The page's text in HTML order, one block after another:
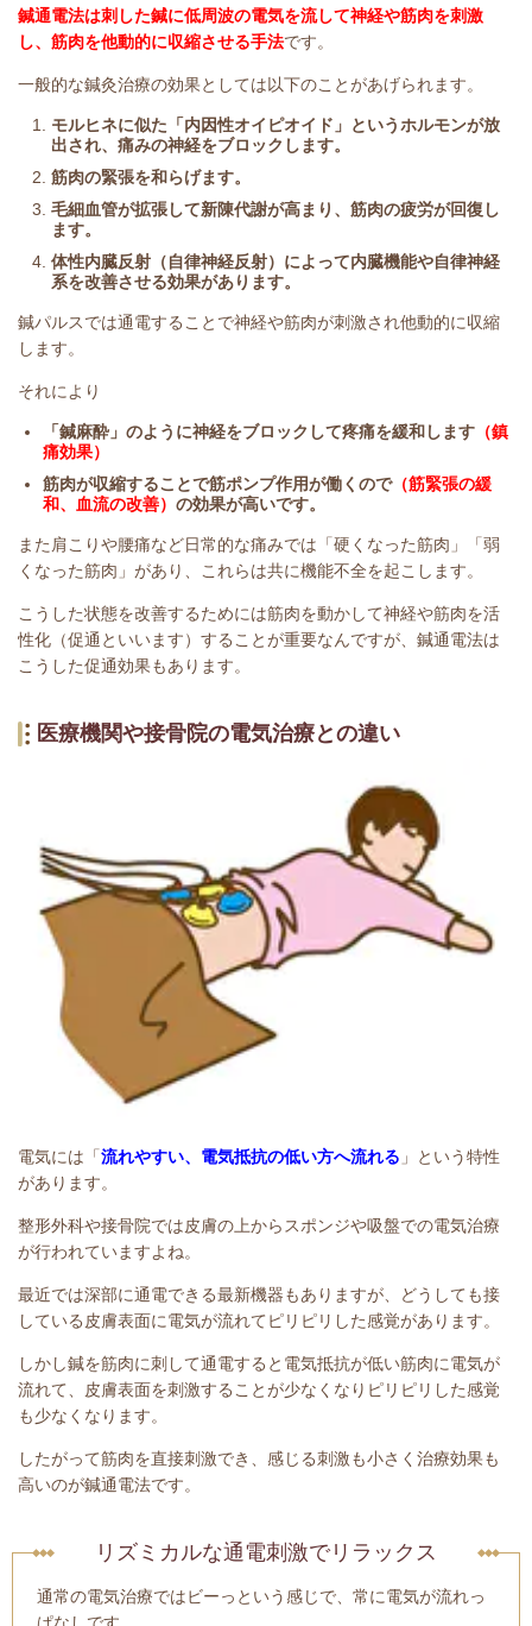
鍼通電法は刺した鍼に低周波の電気を流して神経や筋肉を刺激
し、筋肉を他動的に収縮させる手法です。
一般的な鍼灸治療の効果としては以下のことがあげられます。
モルヒネに似た「内因性オイピオイド」というホルモンが放
出され、痛みの神経をブロックします。
筋肉の緊張を和らげます。
毛細血管が拡張して新陳代謝が高まり、筋肉の疲労が回復し
ます。
体性内臓反射（自律神経反射）によって内臓機能や自律神経
系を改善させる効果があります。
​鍼パルスでは通電することで神経や筋肉が刺激され他動的に収縮
します。
​それにより
「鍼麻酔」のように神経をブロックして疼痛を緩和します （鎮
痛効果）
筋肉が収縮することで筋ポンプ作用が働くので（筋緊張の緩
和、血流の改善） の効果が高いです。
また肩こりや腰痛など日常的な痛みでは「硬くなった筋肉」「弱
くなった筋肉」があり、これらは共に機能不全を起こします。
こうした状態を改善するためには筋肉を動かして神経や筋肉を活
性化（促通といいます）することが重要なんですが、鍼通電法は
こうした促通効果もあります。
医療機関や接骨院の電気治療との違い
電気には「流れやすい、電気抵抗の低い方へ流れる 」という特性
があります。
整形外科や接骨院では皮膚の上からスポンジや吸盤での電気治療
が行われていますよね。
最近では深部に通電できる最新機器もありますが、どうしても接
している皮膚表面に電気が流れてピリピリした感覚があります。
しかし鍼を筋肉に刺して通電すると電気抵抗が低い筋肉に電気が
流れて、皮膚表面を刺激することが少なくなりピリピリした感覚
も少なくなります。
したがって筋肉を直接刺激でき、感じる刺激も小さく治療効果も
高いのが鍼通電法です。
リズミカルな通電刺激でリラックス
通常の電気治療ではビーっという感じで、常に電気が流れっ